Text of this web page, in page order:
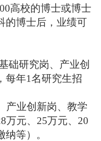
高校的博士或博士
的博士后，业绩可
础研究岗、产业创
每年1名研究生招
产业创新岗、教学
万元、25万元、20
等）。